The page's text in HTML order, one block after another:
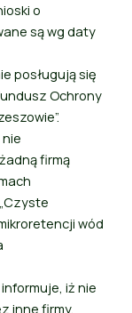
o
są wg daty
posługują się
Ochrony
firmą
wód
iż nie
inne firmy.